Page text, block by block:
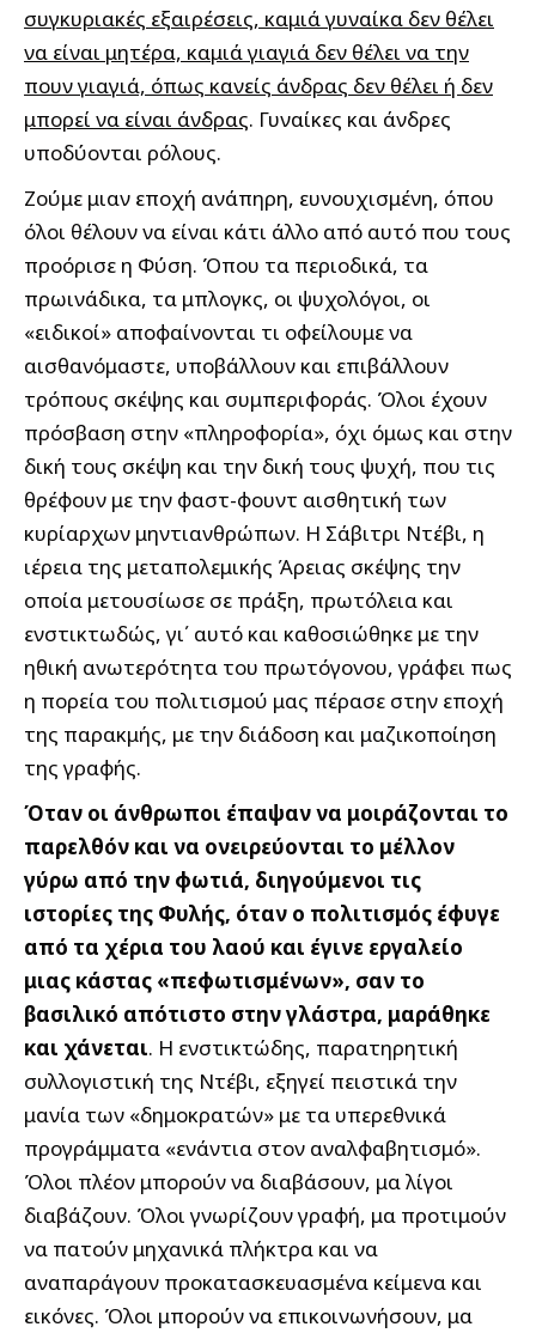
συγκυριακές εξαιρέσεις, καμιά γυναίκα δεν θέλει
να είναι μητέρα, καμιά γιαγιά δεν θέλει να την
πουν γιαγιά, όπως κανείς άνδρας δεν θέλει ή δεν
μπορεί να είναι άνδρας. Γυναίκες και άνδρες
υποδύονται ρόλους.
Ζούμε μιαν εποχή ανάπηρη, ευνουχισμένη, όπου
όλοι θέλουν να είναι κάτι άλλο από αυτό που τους
προόρισε η Φύση. Όπου τα περιοδικά, τα
πρωινάδικα, τα μπλογκς, οι ψυχολόγοι, οι
«ειδικοί» αποφαίνονται τι οφείλουμε να
αισθανόμαστε, υποβάλλουν και επιβάλλουν
τρόπους σκέψης και συμπεριφοράς. Όλοι έχουν
πρόσβαση στην «πληροφορία», όχι όμως και στην
δική τους σκέψη και την δική τους ψυχή, που τις
θρέφουν με την φαστ-φουντ αισθητική των
κυρίαρχων μηντιανθρώπων. Η Σάβιτρι Ντέβι, η
ιέρεια της μεταπολεμικής Άρειας σκέψης την
οποία μετουσίωσε σε πράξη, πρωτόλεια και
ενστικτωδώς, γι΄ αυτό και καθοσιώθηκε με την
ηθική ανωτερότητα του πρωτόγονου, γράφει πως
η πορεία του πολιτισμού μας πέρασε στην εποχή
της παρακμής, με την διάδοση και μαζικοποίηση
της γραφής.
Όταν οι άνθρωποι έπαψαν να μοιράζονται το
παρελθόν και να ονειρεύονται το μέλλον
γύρω από την φωτιά, διηγούμενοι τις
ιστορίες της Φυλής, όταν ο πολιτισμός έφυγε
από τα χέρια του λαού και έγινε εργαλείο
μιας κάστας «πεφωτισμένων», σαν το
βασιλικό απότιστο στην γλάστρα, μαράθηκε
και χάνεται. Η ενστικτώδης, παρατηρητική
συλλογιστική της Ντέβι, εξηγεί πειστικά την
μανία των «δημοκρατών» με τα υπερεθνικά
προγράμματα «ενάντια στον αναλφαβητισμό».
Όλοι πλέον μπορούν να διαβάσουν, μα λίγοι
διαβάζουν. Όλοι γνωρίζουν γραφή, μα προτιμούν
να πατούν μηχανικά πλήκτρα και να
αναπαράγουν προκατασκευασμένα κείμενα και
εικόνες. Όλοι μπορούν να επικοινωνήσουν, μα